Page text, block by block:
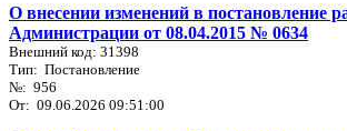
О внесении изменений в постановление
Администрации от 08.04.2015 № 0634
Внешний код: 31398
Тип: Постановление
№: 956
От: 09.06.2026 09:51:00